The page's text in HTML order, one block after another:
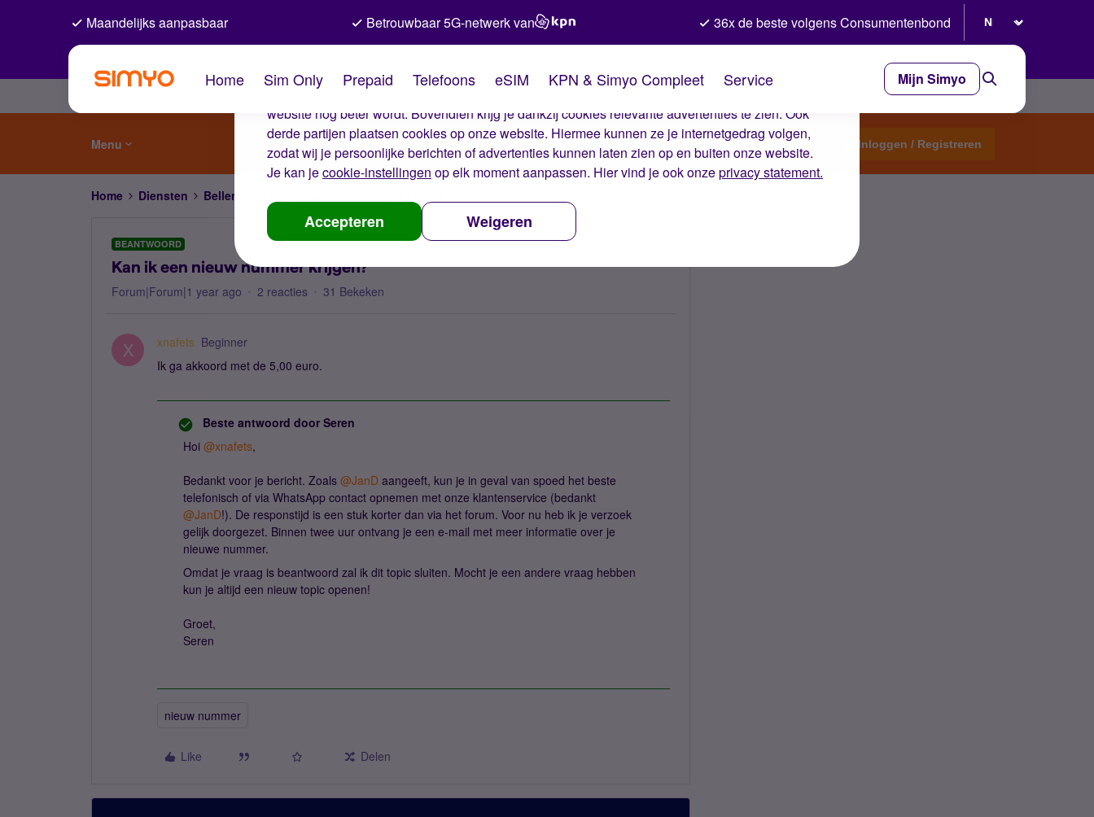
De cookies van Simyo
Wij gebruiken cookies op onze website. Met deze cookies zorgen wij ervoor dat je ervaring op de
website nog beter wordt. Bovendien krijg je dankzij cookies relevante advertenties te zien. Ook
derde partijen plaatsen cookies op onze website. Hiermee kunnen ze je internetgedrag volgen,
zodat wij je persoonlijke berichten of advertenties kunnen laten zien op en buiten onze website.
Je kan jecookie-instellingen op elk moment aanpassen. Hier vind je ook onzeprivacy statement.
Accepteren Weigeren
Maandelijks aanpasbaar Betrouwbaar 5G-netwerk van 36x de beste volgens Consumentenbond
Home Sim Only Prepaid Telefoons eSIM KPN & Simyo Compleet Service Mijn Simyo
Menu Start een topic Inloggen / Registreren
Home Diensten Bellen, sms'en, netwerk en nummerbehoud
BEANTWOORD
Kan ik een nieuw nummer krijgen?
Forum|Forum|1 year ago 2 reacties 31 Bekeken
X xnafets Beginner
Ik ga akkoord met de 5,00 euro.
Beste antwoord door Seren
Hoi ​ @xnafets,
Bedankt voor je bericht. Zoals ​ @JanD aangeeft, kun je in geval van spoed het beste
telefonisch of via WhatsApp contact opnemen met onze klantenservice (bedankt ​
@JanD!). De responstijd is een stuk korter dan via het forum. Voor nu heb ik je verzoek
gelijk doorgezet. Binnen twee uur ontvang je een e-mail met meer informatie over je
nieuwe nummer.
Omdat je vraag is beantwoord zal ik dit topic sluiten. Mocht je een andere vraag hebben ​
kun je altijd een nieuw topic openen!
Groet,
Seren
nieuw nummer
Like Delen